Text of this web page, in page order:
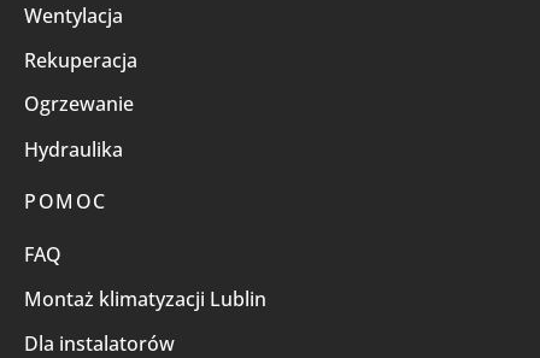
Wentylacja
Rekuperacja
Ogrzewanie
Hydraulika
POMOC
FAQ
Montaż klimatyzacji Lublin
Dla instalatorów